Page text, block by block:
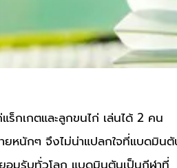
กเกตและลูกขนไก่ เล่นได้ 2 คน
ยหนักๆ จึงไม่น่าแปลกใจที่แบดมิน